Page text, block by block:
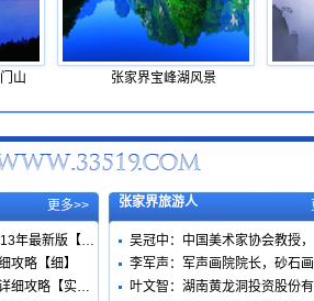
山 张家界宝峰湖风景
更多>>
年最新版【…
攻略【细】
细攻略【实…
张家界旅游人
吴冠中：中国美术家协会教授
李军声：军声画院院长，砂石
叶文智：湖南黄龙洞投资股份